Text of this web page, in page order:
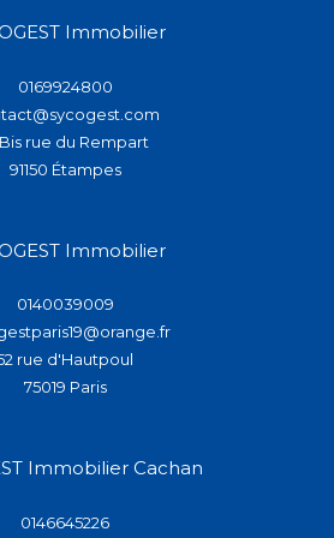
Immobilier
0169924800
Bis rue du Rempart
91150
étampes
Immobilier
0140039009
rue d'Hautpoul
75019
paris
Immobilier Cachan
0146645226